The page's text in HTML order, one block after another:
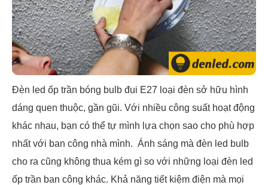
Đèn led ốp trần bóng bulb đui E27 loại đèn sở hữu hình
dáng quen thuộc, gần gũi. Với nhiều công suất hoạt động
khác nhau, bạn có thể tự mình lựa chọn sao cho phù hợp
nhất với ban công nhà mình. Ánh sáng mà đèn led bulb
cho ra cũng không thua kém gì so với những loại đèn led
ốp trần ban công khác. Khả năng tiết kiệm điện mà mọi